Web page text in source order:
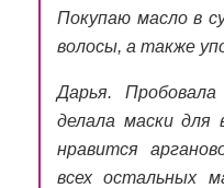
Покупаю масло в
волосы, а также
Дарья.
делала маски для
нравится
всех остальных